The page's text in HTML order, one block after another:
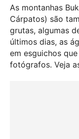
As montanhas
Cárpatos) são
grutas, algumas
últimos dias, as
em esguichos
fotógrafos. Veja